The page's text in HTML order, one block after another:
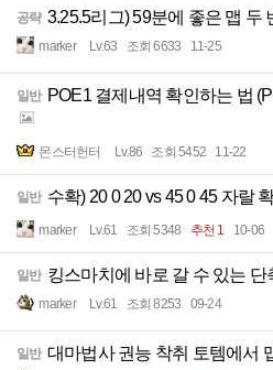
공략 3.25.5리그) 59분에 좋은 맵 두
marker Lv.63 조회 6633 11-25
일반 POE1 결제내역 확인하는 법
몬스터헌터 Lv.86 조회 5452 11-22
일반 수확) 20 0 20 vs 45 0 45 자랄
marker Lv.61 조회 5348 추천 1 10-06
일반 킹스마치에 바로 갈 수 있는 단
marker Lv.61 조회 8253 09-24
일반 대마법사 권능 착취 토템에서